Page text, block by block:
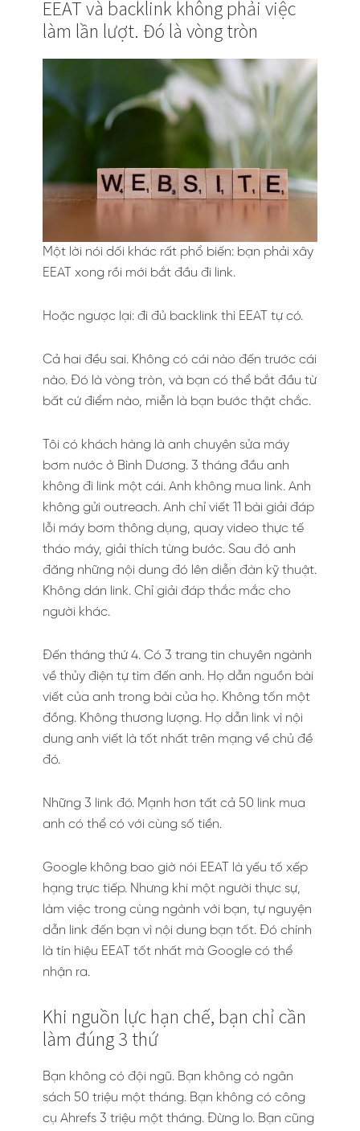
EEAT và backlink không phải việc
làm lần lượt. Đó là vòng tròn
Một lời nói dối khác rất phổ biến: bạn phải xây
EEAT xong rồi mới bắt đầu đi link.
Hoặc ngược lại: đi đủ backlink thì EEAT tự có.
Cả hai đều sai. Không có cái nào đến trước cái
nào. Đó là vòng tròn, và bạn có thể bắt đầu từ
bất cứ điểm nào, miễn là bạn bước thật chắc.
Tôi có khách hàng là anh chuyên sửa máy
bơm nước ở Bình Dương. 3 tháng đầu anh
không đi link một cái. Anh không mua link. Anh
không gửi outreach. Anh chỉ viết 11 bài giải đáp
lỗi máy bơm thông dụng, quay video thực tế
tháo máy, giải thích từng bước. Sau đó anh
đăng những nội dung đó lên diễn đàn kỹ thuật.
Không dán link. Chỉ giải đáp thắc mắc cho
người khác.
Đến tháng thứ 4. Có 3 trang tin chuyên ngành
về thủy điện tự tìm đến anh. Họ dẫn nguồn bài
viết của anh trong bài của họ. Không tốn một
đồng. Không thương lượng. Họ dẫn link vì nội
dung anh viết là tốt nhất trên mạng về chủ đề
đó.
Những 3 link đó. Mạnh hơn tất cả 50 link mua
anh có thể có với cùng số tiền.
Google không bao giờ nói EEAT là yếu tố xếp
hạng trực tiếp. Nhưng khi một người thực sự,
làm việc trong cùng ngành với bạn, tự nguyện
dẫn link đến bạn vì nội dung bạn tốt. Đó chính
là tín hiệu EEAT tốt nhất mà Google có thể
nhận ra.
Khi nguồn lực hạn chế, bạn chỉ cần
làm đúng 3 thứ
Bạn không có đội ngũ. Bạn không có ngân
sách 50 triệu một tháng. Bạn không có công
cụ Ahrefs 3 triệu một tháng. Đừng lo. Bạn cũng